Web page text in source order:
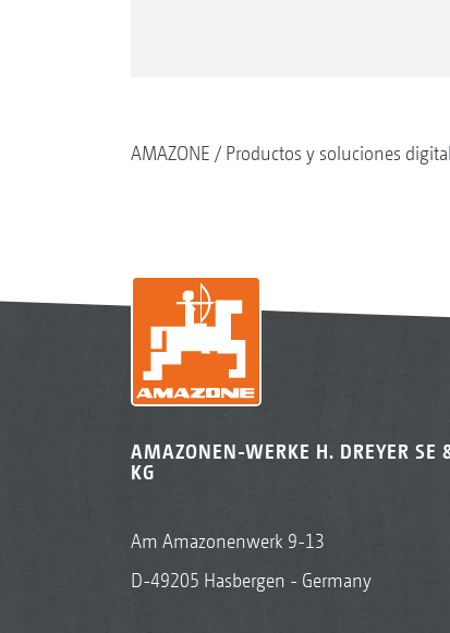
AMAZONE Productos y soluciones
AMAZONEN-WERKE H. DREYER SE
KG
Am Amazonenwerk 9-13
D-49205 Hasbergen - Germany